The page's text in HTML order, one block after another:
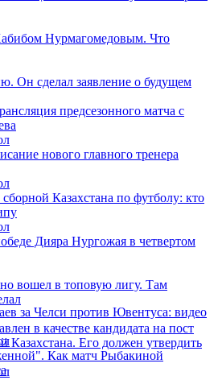
Нурмагомедовым. Что
Он сделал заявление о будущем
предсезонного матча с
нового главного тренера
Казахстана по футболу: кто
Дияра Нургожая в четвертом
вошел в топовую лигу. Там
в качестве кандидата на пост
Казахстана. Его должен утвердить
за Челси против Ювентуса: видео
Как матч Рыбакиной